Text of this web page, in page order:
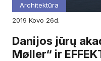
Architektūra
2019
kovo 26d.
Danijos jūrų
Møller“ ir